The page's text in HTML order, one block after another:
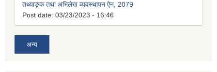
तथ्याङ्क तथा अभिलेख व्यवस्थापन ऐन, 2079
Post date: 03/23/2023 - 16:46
अन्य